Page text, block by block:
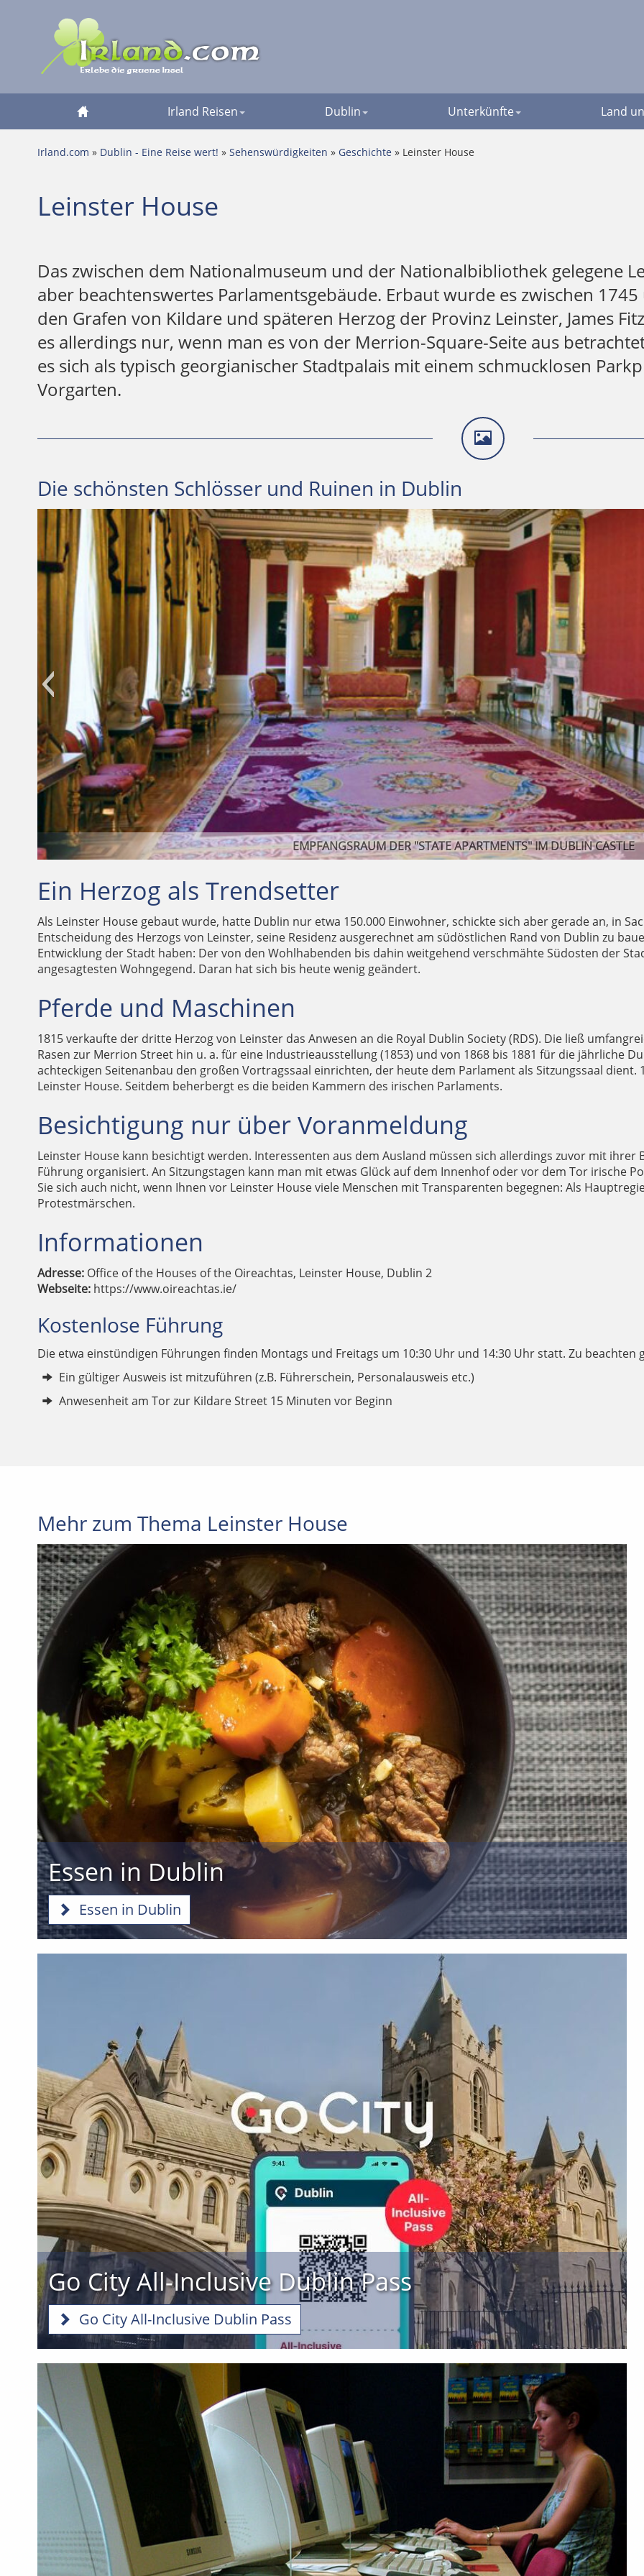
Irland Reisen Dublin Unterkünfte Land
Irland.com » Dublin - Eine Reise wert! » Sehenswürdigkeiten » Geschichte » Leinster House
Leinster House
Das zwischen dem Nationalmuseum und der Nationalbibliothek gelegene
aber beachtenswertes Parlamentsgebäude. Erbaut wurde es zwischen
den Grafen von Kildare und späteren Herzog der Provinz Leinster, James
es allerdings nur, wenn man es von der Merrion-Square-Seite aus
es sich als typisch georgianischer Stadtpalais mit einem schmucklosen
Vorgarten.
Die schönsten Schlösser und Ruinen in Dublin
DER UPPER YARD DES DUBLIN CASTLE
Ein Herzog als Trendsetter
Als Leinster House gebaut wurde, hatte Dublin nur etwa 150.000 Einwohner, schickte sich aber gerade an, in
Entscheidung des Herzogs von Leinster, seine Residenz ausgerechnet am südöstlichen Rand von Dublin zu
Entwicklung der Stadt haben: Der von den Wohlhabenden bis dahin weitgehend verschmähte Südosten der
angesagtesten Wohngegend. Daran hat sich bis heute wenig geändert.
Pferde und Maschinen
1815 verkaufte der dritte Herzog von Leinster das Anwesen an die Royal Dublin Society (RDS). Die ließ
Rasen zur Merrion Street hin u. a. für eine Industrieausstellung (1853) und von 1868 bis 1881 für die jährliche
achteckigen Seitenanbau den großen Vortragssaal einrichten, der heute dem Parlament als Sitzungssaal
Leinster House. Seitdem beherbergt es die beiden Kammern des irischen Parlaments.
Besichtigung nur über Voranmeldung
Leinster House kann besichtigt werden. Interessenten aus dem Ausland müssen sich allerdings zuvor mit ihrer
Führung organisiert. An Sitzungstagen kann man mit etwas Glück auf dem Innenhof oder vor dem Tor irische
Sie sich auch nicht, wenn Ihnen vor Leinster House viele Menschen mit Transparenten begegnen: Als
Protestmärschen.
Informationen
Adresse: Office of the Houses of the Oireachtas, Leinster House, Dublin 2
Webseite: https://www.oireachtas.ie/
Kostenlose Führung
Die etwa einstündigen Führungen finden Montags und Freitags um 10:30 Uhr und 14:30 Uhr statt. Zu beachten
Ein gültiger Ausweis ist mitzuführen (z.B. Führerschein, Personalausweis etc.)
Anwesenheit am Tor zur Kildare Street 15 Minuten vor Beginn
Mehr zum Thema Leinster House
Essen in Dublin
Essen in Dublin
Go City All-Inclusive Dublin Pass
Go City All-Inclusive Dublin Pass